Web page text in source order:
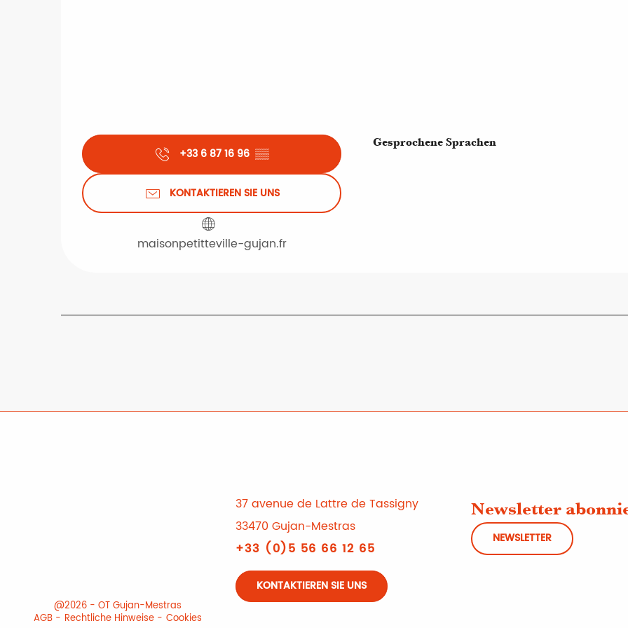
+33 6 87 16 96 ▒▒
KONTAKTIEREN SIE UNS
maisonpetitteville-gujan.fr
Gesprochene Sprachen
Gesprochene Sprachen
@2026 - OT Gujan-Mestras
AGB
Rechtliche Hinweise Cookies
37 avenue de Lattre de Tassigny
33470 Gujan-Mestras
+33 (0)5 56 66 12 65
KONTAKTIEREN SIE UNS
Newsletter
NEWSLETTER